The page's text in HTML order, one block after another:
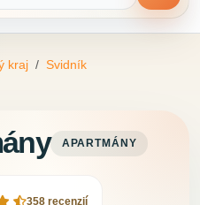
kraj
Svidník
APARTMÁNY
358 recenzií